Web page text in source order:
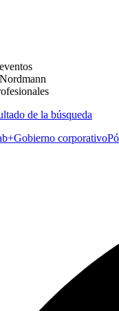
de la búsqueda
Gobierno corporativo